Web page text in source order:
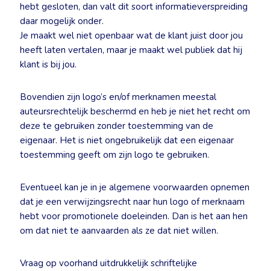
hebt gesloten, dan valt dit soort informatieverspreiding
daar mogelijk onder.
Je maakt wel niet openbaar wat de klant juist door jou
heeft laten vertalen, maar je maakt wel publiek dat hij
klant is bij jou.
Bovendien zijn logo’s en/of merknamen meestal
auteursrechtelijk beschermd en heb je niet het recht om
deze te gebruiken zonder toestemming van de
eigenaar. Het is niet ongebruikelijk dat een eigenaar
toestemming geeft om zijn logo te gebruiken.
Eventueel kan je in je algemene voorwaarden opnemen
dat je een verwijzingsrecht naar hun logo of merknaam
hebt voor promotionele doeleinden. Dan is het aan hen
om dat niet te aanvaarden als ze dat niet willen.
Vraag op voorhand uitdrukkelijk schriftelijke